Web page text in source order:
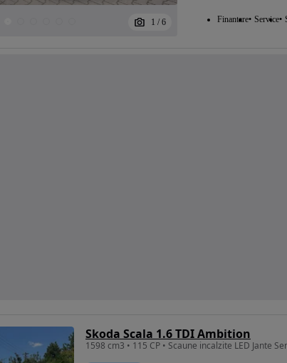
1 / 6 Finantare Service
Skoda Scala 1.6 TDI Ambition